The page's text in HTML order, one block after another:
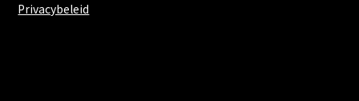
Privacybeleid